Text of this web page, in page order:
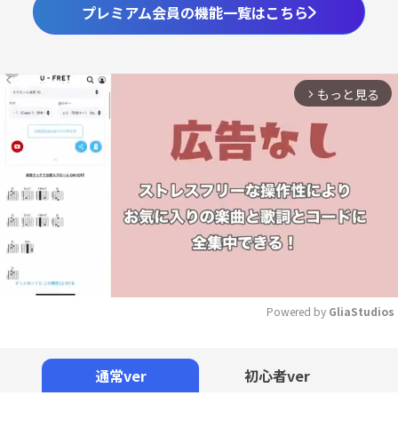
プレミアム会員の機能一覧はこちら
arrow_forward_ios もっと見る
Powered by GliaStudios
通常ver 初心者ver